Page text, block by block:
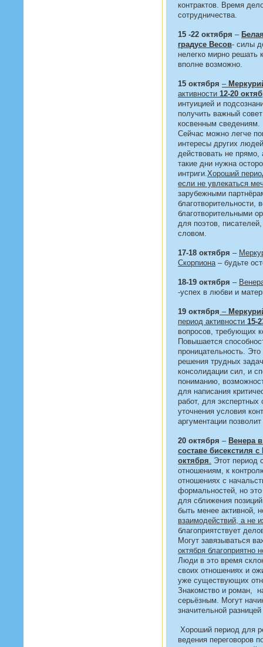
контрактов. Время
сотрудничества.
15 -22 октября –
градусе Весов- силы
нелегко мирно решать
вполне возможно.
15 октября –
активности 12-20
интуицией и
получить важный
косвенным сведениям.
Сейчас можно легче
интересы других
действовать не
такие дни нужна
интриги.Хороший
если не увлекаться
зарубежными
благотворительности,
благотворительными
для поэтов,
словом.
17-18 октября –
Скорпиона– будьте
18-19 октября –
-успех в любви и
19 октября –
период активности 15-
вопросов, требующих
Повышается
проницательность.
решения трудных
консолидации сил, и
пониманию,
для написания
работ, для экспертных
уточнения условия
аргументации
20 октября – Венера
составе бисекстиля
октября. Этот период
отношениям, к
отношениях с
формальностей, но
для сближения
быть менее активной,
взаимодействий, а не
благоприятствует
Могут завязываться
октября благоприятно
Люди в это время
своих отношениях и
уже существующих
Знакомство и роман,
серьёзным. Могут
значительной
Хороший период для
ведения переговоров